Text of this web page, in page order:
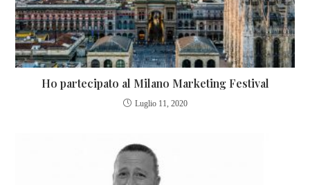
Ho partecipato al Milano Marketing Festival
Luglio 11, 2020